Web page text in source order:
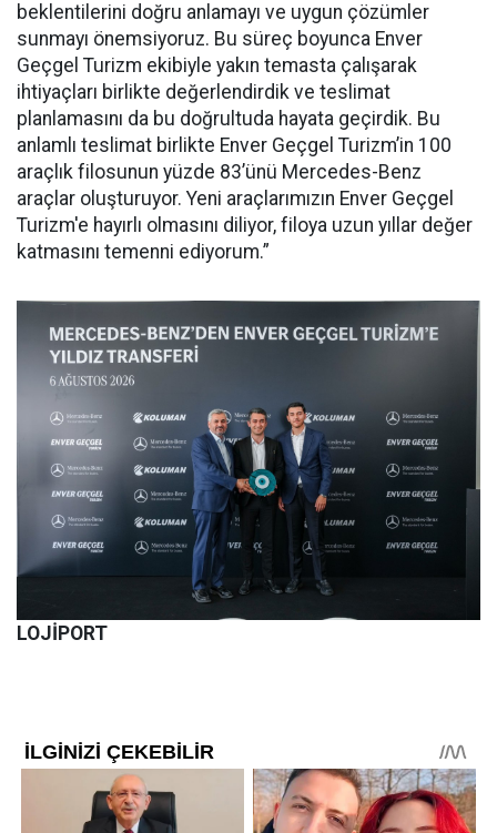
beklentilerini doğru anlamayı ve uygun çözümler
sunmayı önemsiyoruz. Bu süreç boyunca Enver
Geçgel Turizm ekibiyle yakın temasta çalışarak
ihtiyaçları birlikte değerlendirdik ve teslimat
planlamasını da bu doğrultuda hayata geçirdik. Bu
anlamlı teslimat birlikte Enver Geçgel Turizm’in 100
araçlık filosunun yüzde 83’ünü Mercedes-Benz
araçlar oluşturuyor. Yeni araçlarımızın Enver Geçgel
Turizm'e hayırlı olmasını diliyor, filoya uzun yıllar değer
katmasını temenni ediyorum.”
LOJİPORT